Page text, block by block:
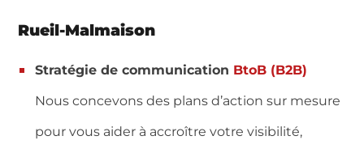
Rueil-Malmaison
Stratégie de communication BtoB (B2B)
Nous concevons des plans d’action sur mesure
pour vous aider à accroître votre visibilité,